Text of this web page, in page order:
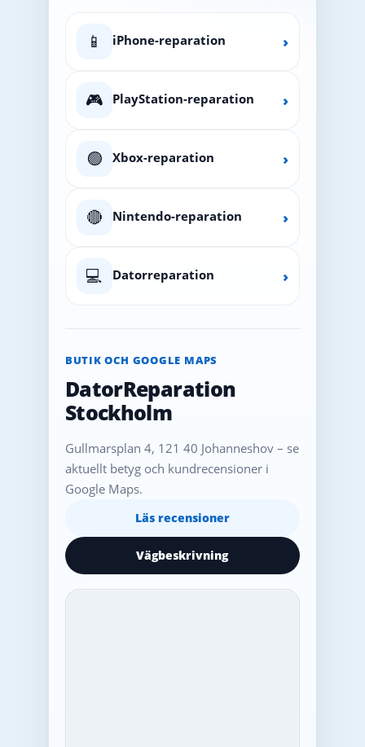
📱 iPhone-reparation ›
🎮 PlayStation-reparation ›
🟢 Xbox-reparation ›
🔴 Nintendo-reparation ›
💻 Datorreparation ›
BUTIK OCH GOOGLE MAPS
DatorReparation
Stockholm
Gullmarsplan 4, 121 40 Johanneshov – se
aktuellt betyg och kundrecensioner i
Google Maps.
Läs recensioner
Vägbeskrivning